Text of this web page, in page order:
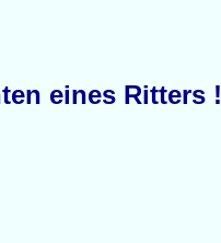
eines Ritters !